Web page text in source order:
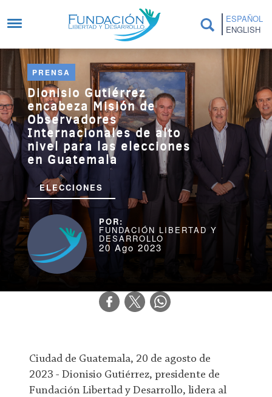
ESPAÑOL
ENGLISH
PRENSA
Dionisio Gutiérrez
encabeza Misión de
Observadores
Internacionales de alto
nivel para las elecciones
en Guatemala
ELECCIONES
FUNDACIÓN LIBERTAD Y
DESARROLLO
20 Ago 2023
Ciudad de Guatemala, 20 de agosto de
2023 - Dionisio Gutiérrez, presidente de
Fundación Libertad y Desarrollo, lidera al